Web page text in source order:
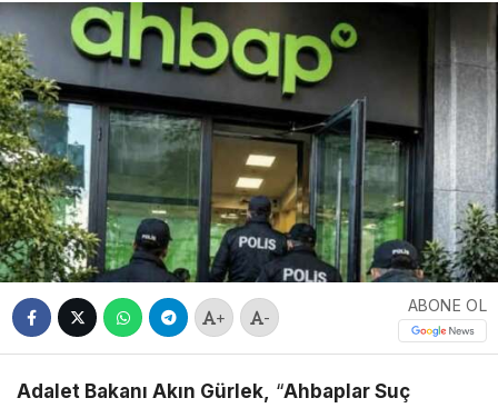
+ -
ABONE OL
Adalet Bakanı Akın Gürlek, “Ahbaplar Suç